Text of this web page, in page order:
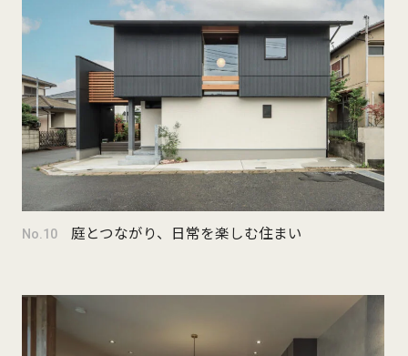
No.10 庭とつながり、日常を楽しむ住まい